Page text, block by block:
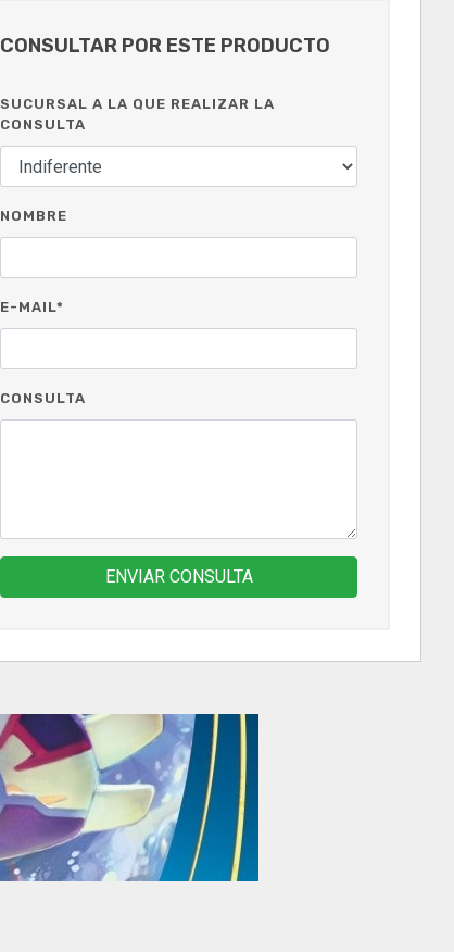
CONSULTAR POR ESTE PRODUCTO
SUCURSAL A LA QUE REALIZAR LA
CONSULTA
NOMBRE
E-MAIL*
CONSULTA
ENVIAR CONSULTA